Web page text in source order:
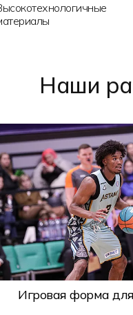
логичные
Наши
Игровая форма